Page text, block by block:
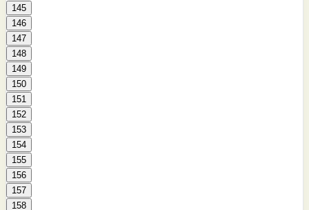
145
146
147
148
149
150
151
152
153
154
155
156
157
158